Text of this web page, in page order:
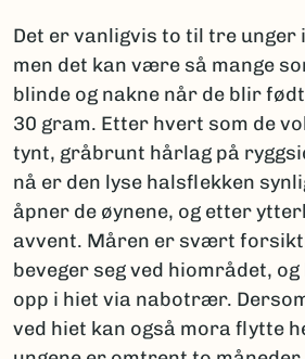
Det er vanligvis to til tre unger
men det kan være så mange
blinde og nakne når de blir
30 gram. Etter hvert som de
tynt, gråbrunt hårlag på
nå er den lyse halsflekken
åpner de øynene, og etter
avvent. Måren er svært
beveger seg ved hiområdet,
opp i hiet via nabotrær.
ved hiet kan også mora flytte